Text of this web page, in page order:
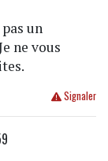
un
ne vous
Signaler